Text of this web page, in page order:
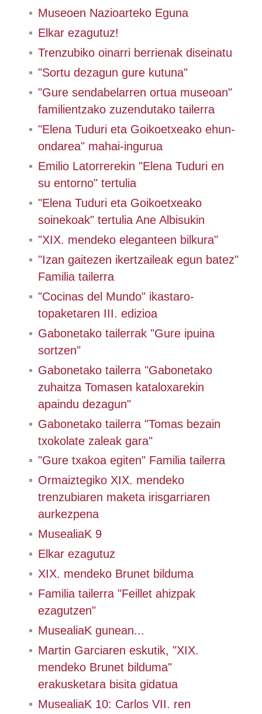
Museoen Nazioarteko Eguna
Elkar ezagutuz!
Trenzubiko oinarri berrienak diseinatu
"Sortu dezagun gure kutuna"
"Gure sendabelarren ortua museoan"
familientzako zuzendutako tailerra
"Elena Tuduri eta Goikoetxeako ehun-
ondarea" mahai-ingurua
Emilio Latorrerekin "Elena Tuduri en
su entorno" tertulia
"Elena Tuduri eta Goikoetxeako
soinekoak" tertulia Ane Albisukin
"XIX. mendeko eleganteen bilkura"
"Izan gaitezen ikertzaileak egun batez"
Familia tailerra
"Cocinas del Mundo" ikastaro-
topaketaren III. edizioa
Gabonetako tailerrak "Gure ipuina
sortzen"
Gabonetako tailerra "Gabonetako
zuhaitza Tomasen kataloxarekin
apaindu dezagun"
Gabonetako tailerra "Tomas bezain
txokolate zaleak gara"
"Gure txakoa egiten" Familia tailerra
Ormaiztegiko XIX. mendeko
trenzubiaren maketa irisgarriaren
aurkezpena
MusealiaK 9
Elkar ezagutuz
XIX. mendeko Brunet bilduma
Familia tailerra "Feillet ahizpak
ezagutzen"
MusealiaK gunean...
Martin Garciaren eskutik, "XIX.
mendeko Brunet bilduma"
erakusketara bisita gidatua
MusealiaK 10: Carlos VII. ren